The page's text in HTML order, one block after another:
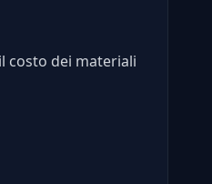
costo dei materiali